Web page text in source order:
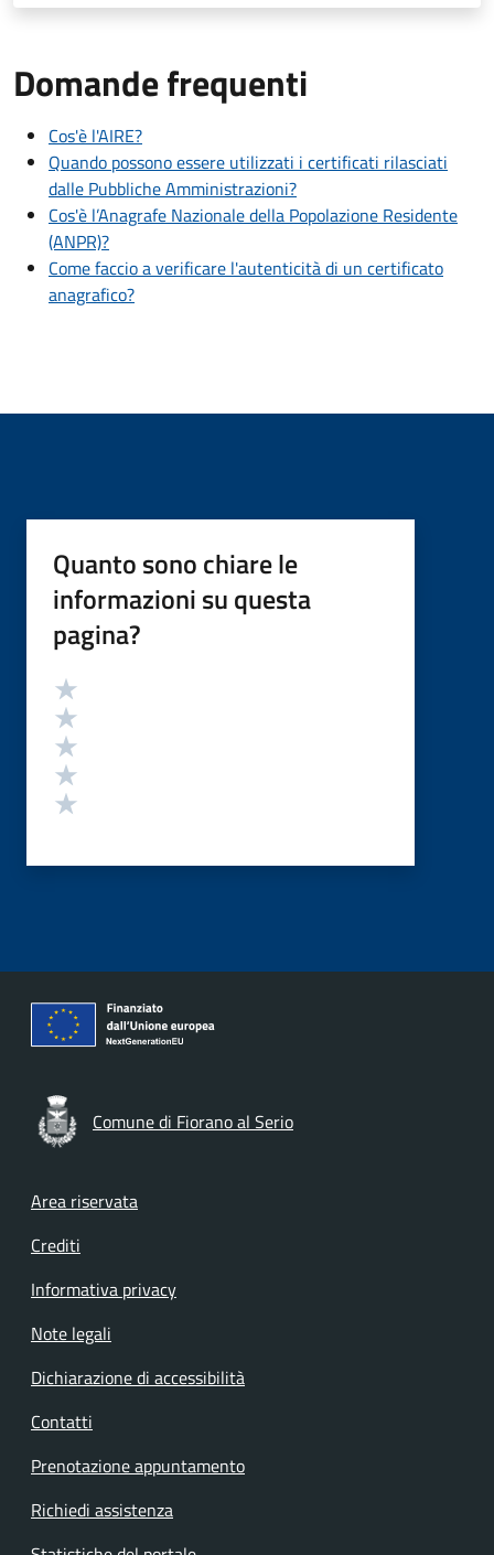
Domande frequenti
Cos'è l'AIRE?
Quando possono essere utilizzati i certificati rilasciati
dalle Pubbliche Amministrazioni?
Cos'è l’Anagrafe Nazionale della Popolazione Residente
(ANPR)?
Come faccio a verificare l'autenticità di un certificato
anagrafico?
Quanto sono chiare le
informazioni su questa
pagina?
Valutazione
Comune di Fiorano al Serio
Footer menu
Area riservata
Crediti
Informativa privacy
Note legali
Dichiarazione di accessibilità
Contatti
Prenotazione appuntamento
Richiedi assistenza